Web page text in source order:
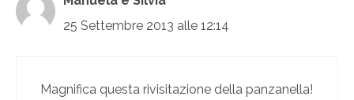
25 Settembre 2013 alle 12:14
Magnifica questa rivisitazione della panzanella!